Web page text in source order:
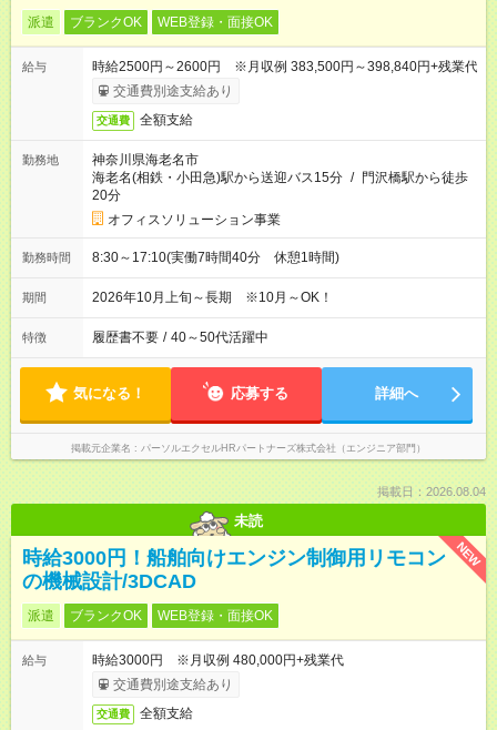
派遣 ブランクOK WEB登録・面接OK
給与
時給2500円～2600円 ※月収例 383,500円～398,840円+残業代
交通費別途支給あり
交通費 全額支給
勤務地
神奈川県海老名市
海老名(相鉄・小田急)駅から送迎バス15分 / 門沢橋駅から徒歩
20分
オフィスソリューション事業
勤務時間 8:30～17:10(実働7時間40分 休憩1時間)
期間 2026年10月上旬～長期 ※10月～OK！
特徴 履歴書不要 / 40～50代活躍中
気になる！ 応募する 詳細へ
掲載元企業名 パーソルエクセルHRパートナーズ株式会社（エンジニア部門）
掲載日：2026.08.04
未読
NEW
時給3000円！船舶向けエンジン制御用リモコン
の機械設計/3DCAD
派遣 ブランクOK WEB登録・面接OK
給与
時給3000円 ※月収例 480,000円+残業代
交通費別途支給あり
交通費 全額支給